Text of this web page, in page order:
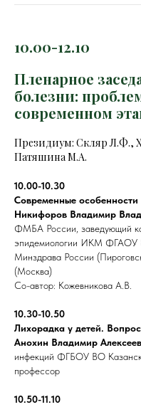
10.00-12.10
Пленарное
болезни:
современном
Президиум: Скляр Л.Ф.,
Патяшина М.А.
10.00-10.30
Современные особенности
Никифоров Владимир
ФМБА России, заведующий
эпидемиологии ИКМ
Минздрава России
(Москва)
Со-автор: Кожевникова А.В.
10.30-10.50
Лихорадка у детей.
Анохин Владимир
инфекций ФГБОУ ВО
профессор
10.50-11.10